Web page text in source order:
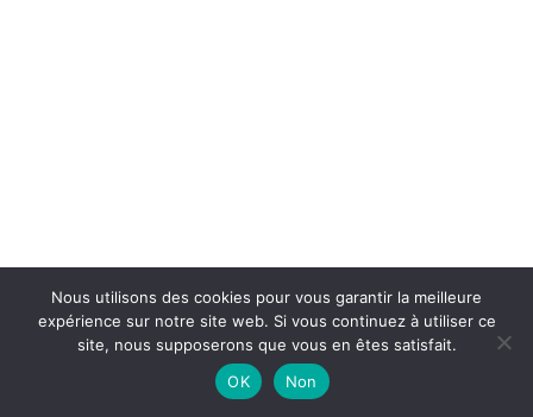
Nous utilisons des cookies pour vous garantir la meilleure
expérience sur notre site web. Si vous continuez à utiliser ce
site, nous supposerons que vous en êtes satisfait.
OK
Non